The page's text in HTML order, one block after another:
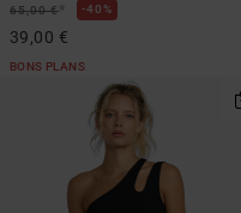
65,00 €* 40%
39,00 €
BONS PLANS